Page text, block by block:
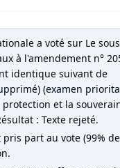
a voté sur Le
à l'amendement n°
identique suivant de
(examen
et la
: Texte rejeté.
part au vote (99% de